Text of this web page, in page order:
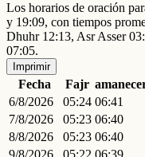
Los horarios de oración
y 19:09, con tiempos
Dhuhr 12:13, Asr Asser
07:05.
Imprimir
Fecha Fajr
6/8/2026
05:24 06:41
7/8/2026
05:23 06:40
8/8/2026
05:23 06:40